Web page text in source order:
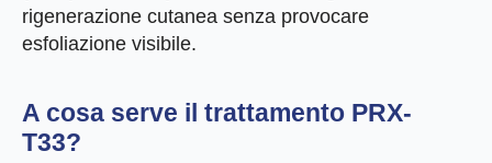
rigenerazione cutanea senza provocare
esfoliazione visibile.
A cosa serve il trattamento PRX-
T33?